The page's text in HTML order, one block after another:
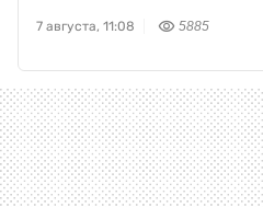
7 августа, 11:08 5885